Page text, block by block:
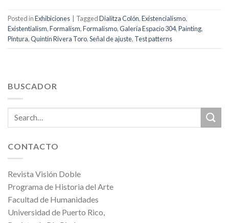
Posted inExhibiciones TaggedDialitza Colón,Existencialismo,
Existentialism,Formalism,Formalismo,Galería Espacio 304,Painting,
Pintura,Quintín Rivera Toro,Señal de ajuste, Test patterns
BUSCADOR
CONTACTO
Revista Visión Doble
Programa de Historia del Arte
Facultad de Humanidades
Universidad de Puerto Rico,